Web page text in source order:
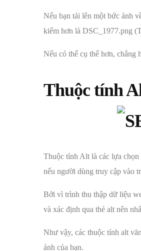
Nếu bạn tải lên một bức ảnh
kiếm hơn là DSC_1977.png
Nếu có thể cụ thể hơn,
Thuộc tính
Thuộc tính Alt là các lựa chọn
nếu người dùng truy cập vào
Bởi vì trình thu thập dữ liệu
và xác định qua thẻ alt nên
Như vậy, các thuộc tính alt
ảnh của bạn.